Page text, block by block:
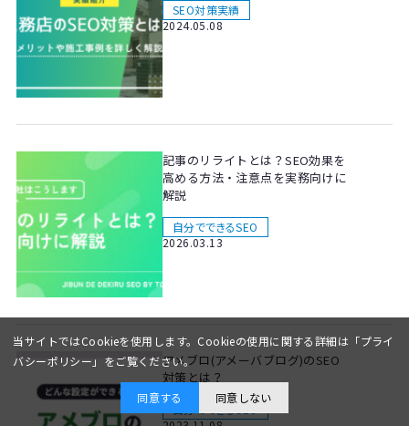
当サイトではCookieを使用します。Cookieの使用に関する詳細は「プライ
バシーポリシー 」をご覧ください。
同意する 同意しない
SEO対策実績
2024.05.08
記事のリライトとは？SEO効果を
高める方法・注意点を実務向けに
解説
自分でできるSEO
2026.03.13
アメブロ(アメーバブログ)のSEO
対策とは？